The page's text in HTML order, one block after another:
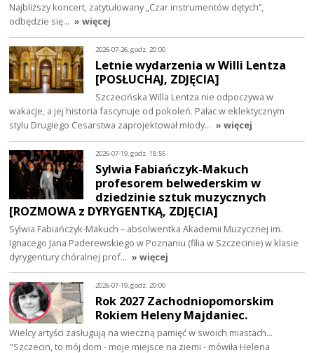
Najbliższy koncert, zatytułowany „Czar instrumentów dętych”,
odbędzie się… » więcej
2026-07-26, godz. 20:00
Letnie wydarzenia w Willi Lentza
[POSŁUCHAJ, ZDJĘCIA]
Szczecińska Willa Lentza nie odpoczywa w
wakacje, a jej historia fascynuje od pokoleń. Pałac w eklektycznym
stylu Drugiego Cesarstwa zaprojektował młody… » więcej
2026-07-19, godz. 18:55
Sylwia Fabiańczyk-Makuch
profesorem belwederskim w
dziedzinie sztuk muzycznych
[ROZMOWA z DYRYGENTKĄ, ZDJĘCIA]
Sylwia Fabiańczyk-Makuch – absolwentka Akademii Muzycznej im.
Ignacego Jana Paderewskiego w Poznaniu (filia w Szczecinie) w klasie
dyrygentury chóralnej prof… » więcej
2026-07-19, godz. 20:00
Rok 2027 Zachodniopomorskim
Rokiem Heleny Majdaniec.
Wielcy artyści zasługują na wieczną pamięć w swoich miastach...
"Szczecin, to mój dom - moje miejsce na ziemi - mówiła Helena